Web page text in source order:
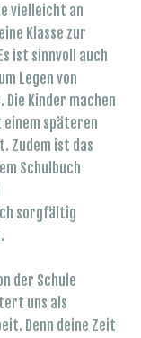
vielleicht an
Klasse zur
ist sinnvoll auch
Legen von
Die Kinder machen
späteren
Zudem ist das
Schulbuch
sorgfältig
der Schule
uns als
Denn deine Zeit